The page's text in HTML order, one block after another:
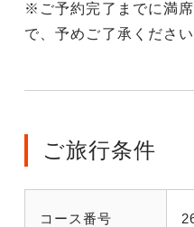
※ご予約完了までに満
で、予めご了承ください
ご旅行条件
コース番号